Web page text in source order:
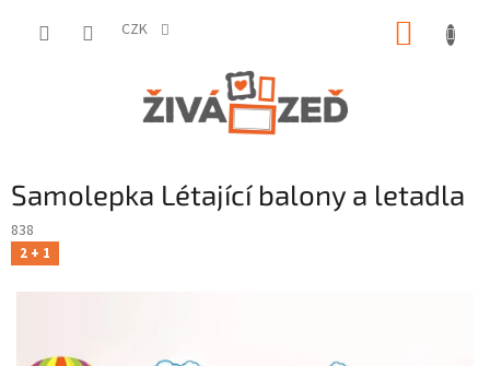
CZK
Samolepka Létající balony a letadla
838
2 + 1